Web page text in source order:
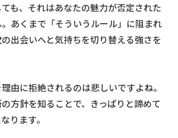
も、それはあなたの魅力が否定された
あくまで「そういうルール」に阻まれ
出会いへと気持ちを切り替える強さを
由に拒絶されるのは悲しいですよね。
方針を知ることで、きっぱりと諦めて
ります。